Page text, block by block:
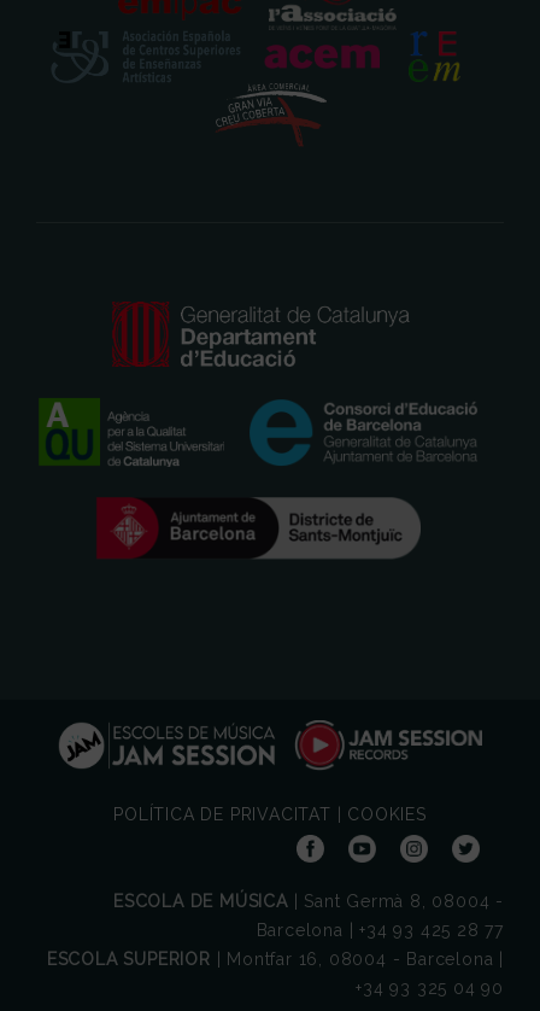
POLÍTICA DE PRIVACITAT COOKIES
ESCOLA DE MÚSICA | Sant Germà 8, 08004 -
Barcelona | +34 93 425 28 77
ESCOLA SUPERIOR | Montfar 16, 08004 - Barcelona |
+34 93 325 04 90